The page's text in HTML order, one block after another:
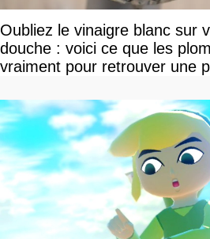
Oubliez le vinaigre blanc sur
douche : voici ce que les
vraiment pour retrouver une